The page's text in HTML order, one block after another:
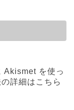
Akismet を使っ
詳細はこちら